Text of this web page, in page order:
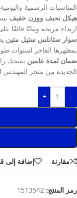
المناسبات الرسمية
هيكل نحيف ووزن خفيف
ارتداء مريحة وثباتًا فائقًا
سوار ستانلس ستيل متين
بمظهرها الفاخر لسنوات
ضمان لمدة عامين يمنحك
الجديدة من متجر المهندس
-
+
مقارنة إضافة إلى
رمز المنتج: 1513542